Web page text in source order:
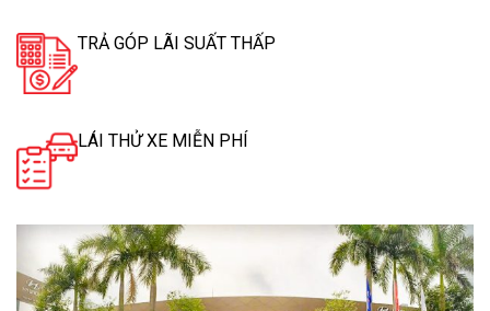
TRẢ GÓP LÃI SUẤT THẤP
LÁI THỬ XE MIỄN PHÍ